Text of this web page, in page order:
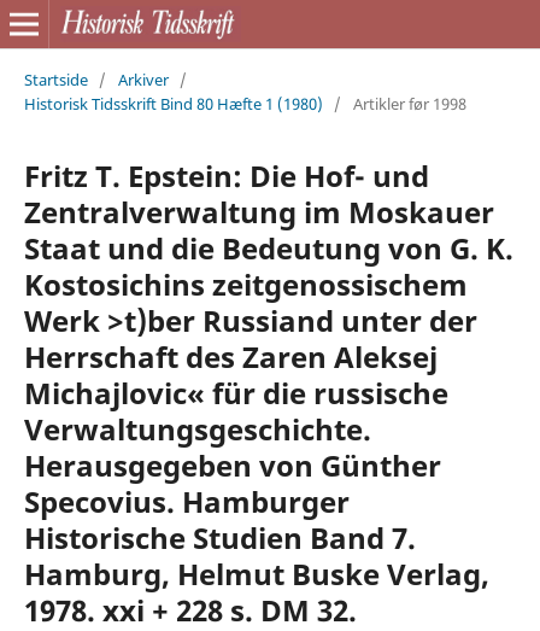
Startside / Arkiver /
Historisk Tidsskrift Bind 80 Hæfte 1 (1980)
/ Artikler før 1998
Fritz T. Epstein: Die Hof- und
Zentralverwaltung im Moskauer
Staat und die Bedeutung von G. K.
Kostosichins zeitgenossischem
Werk >t)ber Russiand unter der
Herrschaft des Zaren Aleksej
Michajlovic« für die russische
Verwaltungsgeschichte.
Herausgegeben von Günther
Specovius. Hamburger
Historische Studien Band 7.
Hamburg, Helmut Buske Verlag,
1978. xxi + 228 s. DM 32.